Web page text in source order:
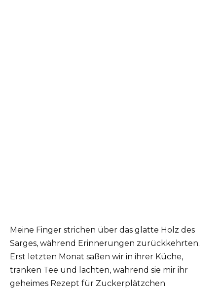
Meine Finger strichen über das glatte Holz des
Sarges, während Erinnerungen zurückkehrten.
Erst letzten Monat saßen wir in ihrer Küche,
tranken Tee und lachten, während sie mir ihr
geheimes Rezept für Zuckerplätzchen